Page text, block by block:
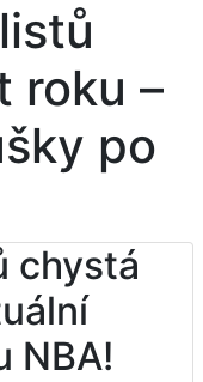
roku –
po
chystá
NBA!